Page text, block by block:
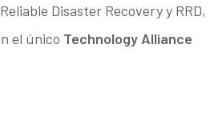
Disaster Recovery y RRD,
el único Technology Alliance